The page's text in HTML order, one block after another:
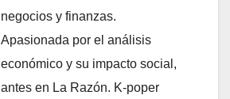
negocios y finanzas.
Apasionada por el análisis
económico y su impacto social,
antes en La Razón. K-poper